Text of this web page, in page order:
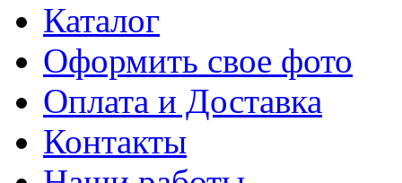
Каталог
Оформить свое фото
Оплата и Доставка
Контакты